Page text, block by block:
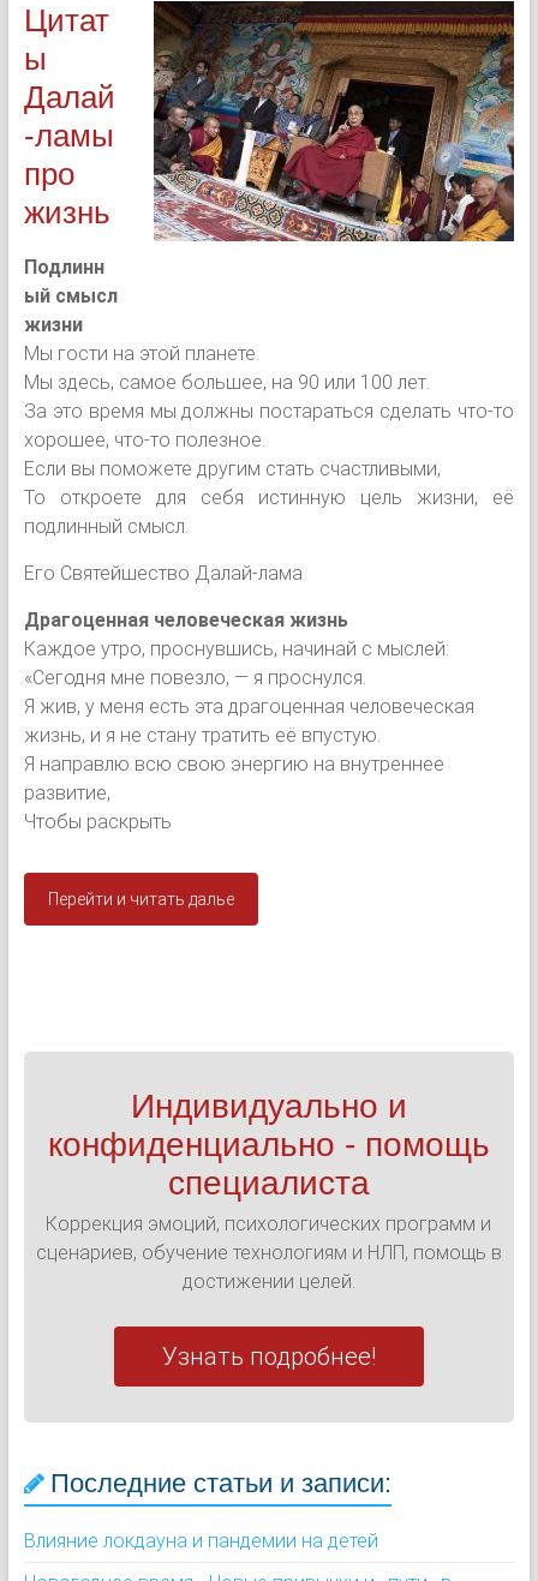
Цитат
ы
Далай
-ламы
про
жизнь
Подлинн
ый смысл
жизни
Мы гости на этой планете.
Мы здесь, самое большее, на 90 или 100 лет.
За это время мы должны постараться сделать что-то
хорошее, что-то полезное.
Если вы поможете другим стать счастливыми,
То откроете для себя истинную цель жизни, её
подлинный смысл.
Его Святейшество Далай-лама
Драгоценная человеческая жизнь
Каждое утро, проснувшись, начинай с мыслей:
«Сегодня мне повезло, — я проснулся.
Я жив, у меня есть эта драгоценная человеческая
жизнь, и я не стану тратить её впустую.
Я направлю всю свою энергию на внутреннее
развитие,
Чтобы раскрыть
Перейти и читать далье
Индивидуально и
конфиденциально - помощь
специалиста
Коррекция эмоций, психологических программ и
сценариев, обучение технологиям и НЛП, помощь в
достижении целей.
Узнать подробнее!
Последние статьи и записи:
Влияние локдауна и пандемии на детей